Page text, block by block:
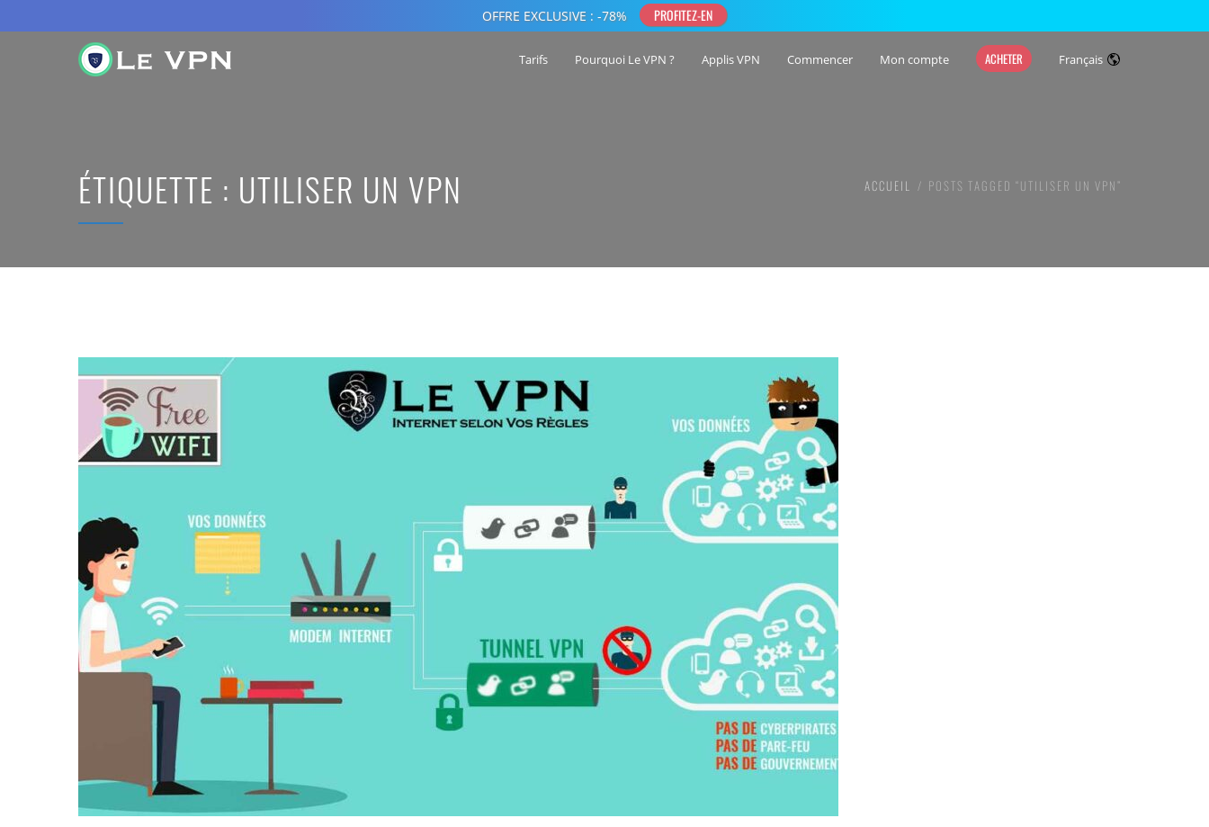
Tarifs Pourquoi Le VPN ? Applis VPN Commencer Mon compte ACHETER Français
ÉTIQUETTE : UTILISER UN VPN ACCUEIL POSTS TAGGED “UTILISER UN VPN”